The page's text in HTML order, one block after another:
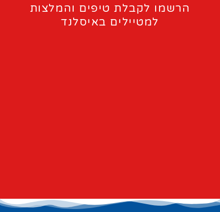
הרשמו לקבלת טיפים והמלצות
למטיילים באיסלנד